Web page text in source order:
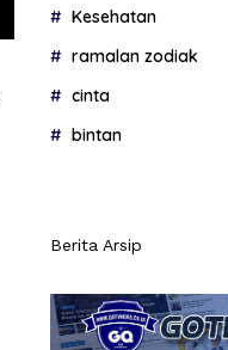
Kesehatan
ramalan zodiak
cinta
bintan
Berita Arsip